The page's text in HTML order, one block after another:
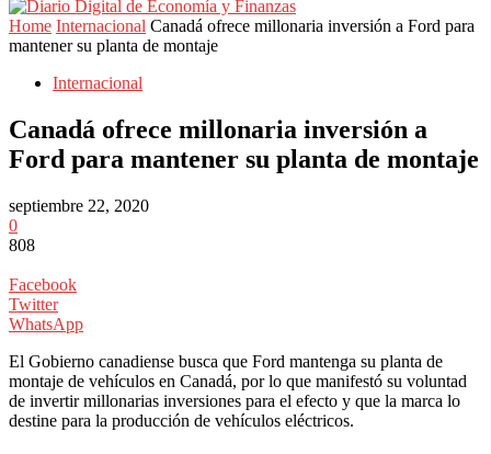
Home Internacional Canadá ofrece millonaria inversión a Ford para
mantener su planta de montaje
Internacional
Canadá ofrece millonaria inversión a
Ford para mantener su planta de montaje
septiembre 22, 2020
0
808
Facebook
Twitter
WhatsApp
El Gobierno canadiense busca que Ford mantenga su planta de
montaje de vehículos en Canadá, por lo que manifestó su voluntad
de invertir millonarias inversiones para el efecto y que la marca lo
destine para la producción de vehículos eléctricos.